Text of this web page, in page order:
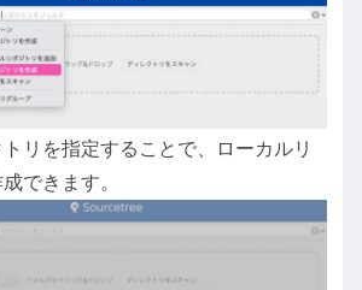
リを指定することで、ローカルリ
できます。